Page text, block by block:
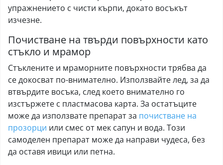
упражнението с чисти кърпи, докато восъкът
изчезне.
Почистване на твърди повърхности като
стъкло и мрамор
Стъклените и мраморните повърхности трябва да
се докосват по-внимателно. Използвайте лед, за да
втвърдите восъка, след което внимателно го
изстържете с пластмасова карта. За остатъците
може да използвате препарат за почистване на
прозорци или смес от мек сапун и вода. Този
самоделен препарат може да направи чудеса, без
да оставя ивици или петна.